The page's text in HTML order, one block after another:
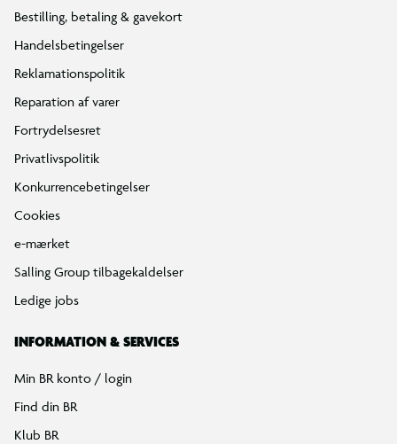
Bestilling, betaling & gavekort
Handelsbetingelser
Reklamationspolitik
Reparation af varer
Fortrydelsesret
Privatlivspolitik
Konkurrencebetingelser
Cookies
e-mærket
Salling Group tilbagekaldelser
Ledige jobs
INFORMATION & SERVICES
Min BR konto / login
Find din BR
Klub BR